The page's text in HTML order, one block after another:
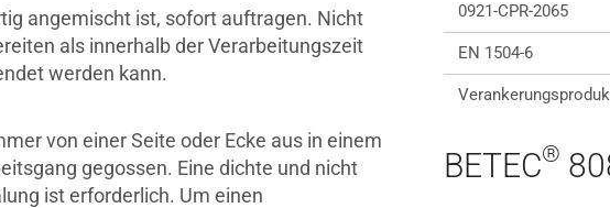
angemischt ist, sofort auftragen. Nicht
als innerhalb der Verarbeitungszeit
werden kann.
von einer Seite oder Ecke aus in einem
gegossen. Eine dichte und nicht
ist erforderlich. Um einen
0921-CPR-2065
EN 1504-6
BETEC®